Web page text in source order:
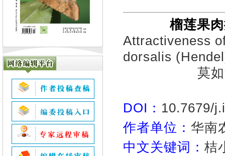
榴莲果
Attractiveness
dorsalis
莫
DOI： 10.7679/
作者单位： 华南
中文关键词： 桔